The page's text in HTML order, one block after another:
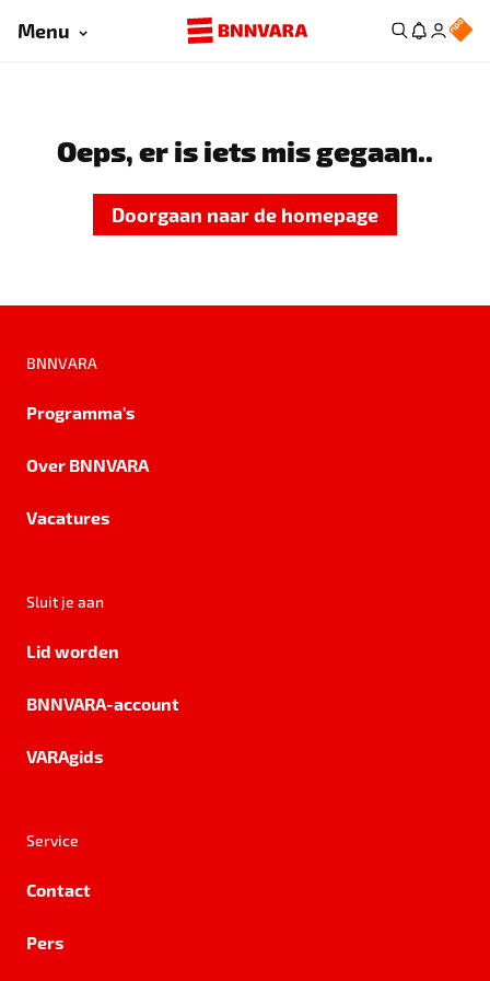
Menu
Oeps, er is iets mis gegaan..
Doorgaan naar de homepage
BNNVARA
Programma's
Over BNNVARA
Vacatures
Sluit je aan
Lid worden
BNNVARA-account
VARAgids
Service
Contact
Pers